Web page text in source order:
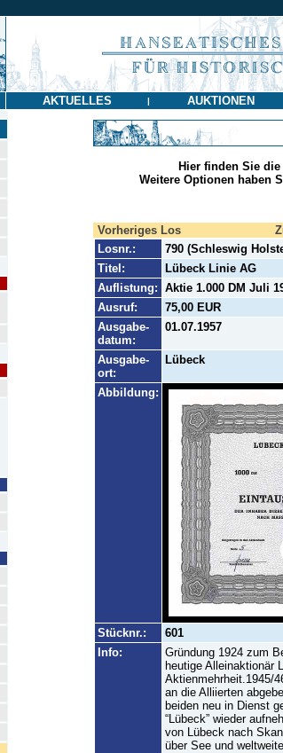
AKTUELLES | AUKTIONEN
Hier finden Sie
Weitere Optionen haben
Vorheriges Los
Losnr.:
790 (Schleswig
Titel:
Lübeck Linie AG
Auflistung: Aktie 1.000 DM Juli
Ausruf:
75,00 EUR
Ausgabe-
datum:
01.07.1957
Ausgabe-
ort:
Lübeck
Abbildung:
Stücknr.:
601
Info:
Gründung 1924 zum
heutige Alleinaktionär
Aktienmehrheit.1945/
an die Alliierten
beiden neu in Dienst
“Lübeck” wieder
von Lübeck nach
über See und